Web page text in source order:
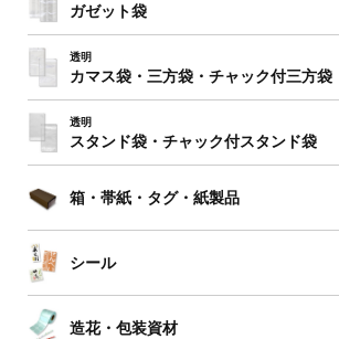
ガゼット袋
透明
カマス袋・三方袋・ チャック付三方袋
透明
スタンド袋・チャック付スタンド袋
箱・帯紙・タグ・紙製品
シール
造花・包装資材